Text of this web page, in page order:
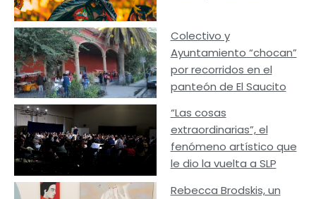
Colectivo y
Ayuntamiento “chocan”
por recorridos en el
panteón de El Saucito
“Las cosas
extraordinarias”, el
fenómeno artístico que
le dio la vuelta a SLP
Rebecca Brodskis, un